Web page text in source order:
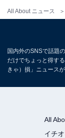
All About ニュース
国内外のSNSで話題
だけでちょっと得す
きゃ）損」ニュース
All
イチ